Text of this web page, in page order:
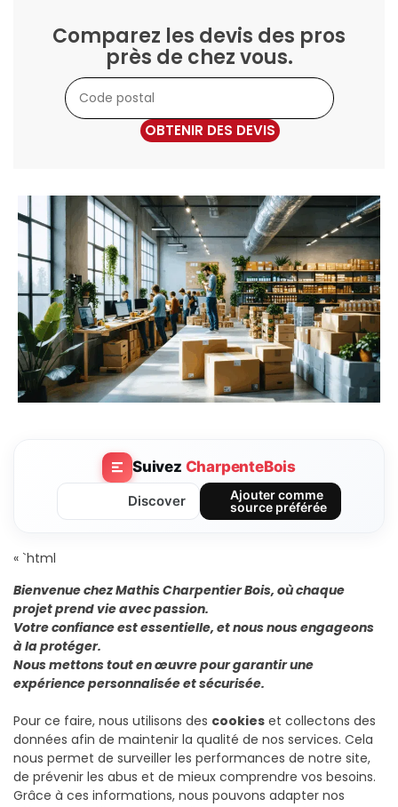
Comparez les devis des pros
près de chez vous.
OBTENIR DES DEVIS
Suivez CharpenteBois
Discover
Ajouter comme
source préférée
« `html
Bienvenue chez Mathis Charpentier Bois, où chaque
projet prend vie avec passion.
Votre confiance est essentielle, et nous nous engageons
à la protéger.
Nous mettons tout en œuvre pour garantir une
expérience personnalisée et sécurisée.
Pour ce faire, nous utilisons des cookies et collectons des
données afin de maintenir la qualité de nos services. Cela
nous permet de surveiller les performances de notre site,
de prévenir les abus et de mieux comprendre vos besoins.
Grâce à ces informations, nous pouvons adapter nos